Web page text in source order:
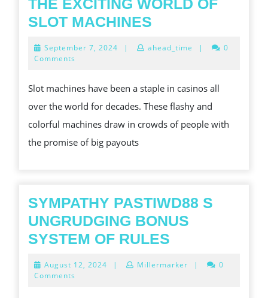
THE EXCITING WORLD OF
SLOT MACHINES
WORLD
SLOT
MACHINES
September 7, 2024 September
| ahead_time |
0
Comments
Slot machines have been a staple in casinos all
over the world for decades. These flashy and
colorful machines draw in crowds of people with
the promise of big payouts
SYMPATHY PASTIWD88 S
UNGRUDGING BONUS
SYSTEM OF RULES
August 12, 2024 August
| Millermarker |
0
Comments